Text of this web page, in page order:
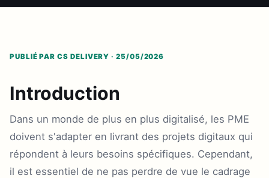
PUBLIÉ PAR CS DELIVERY · 25/05/2026
Introduction
Dans un monde de plus en plus digitalisé, les PME
doivent s'adapter en livrant des projets digitaux qui
répondent à leurs besoins spécifiques. Cependant,
il est essentiel de ne pas perdre de vue le cadrage